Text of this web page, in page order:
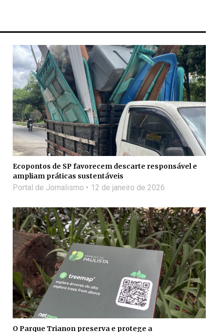
Ecopontos de SP favorecem descarte responsável e
ampliam práticas sustentáveis
Portal de Jornalismo 12 de janeiro de 2026
O Parque Trianon preserva e protege a